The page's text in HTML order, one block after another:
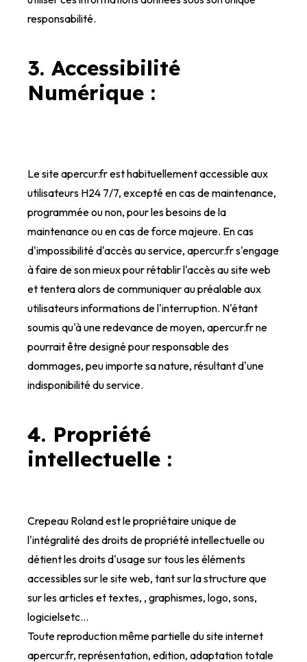
responsabilité.
3. Accessibilité
Numérique :
Le site apercur.fr est habituellement accessible aux
utilisateurs H24 7/7, excepté en cas de maintenance,
programmée ou non, pour les besoins de la
maintenance ou en cas de force majeure. En cas
d'impossibilité d'accès au service, apercur.fr s'engage
à faire de son mieux pour rétablir l'accès au site web
et tentera alors de communiquer au préalable aux
utilisateurs informations de l'interruption. N'étant
soumis qu'à une redevance de moyen, apercur.fr ne
pourrait être designé pour responsable des
dommages, peu importe sa nature, résultant d'une
indisponibilité du service.
4. Propriété
intellectuelle :
Crepeau Roland est le propriétaire unique de
l'intégralité des droits de propriété intellectuelle ou
détient les droits d'usage sur tous les éléments
accessibles sur le site web, tant sur la structure que
sur les articles et textes, , graphismes, logo, sons,
logicielsetc…
Toute reproduction même partielle du site internet
apercur.fr, représentation, edition, adaptation totale